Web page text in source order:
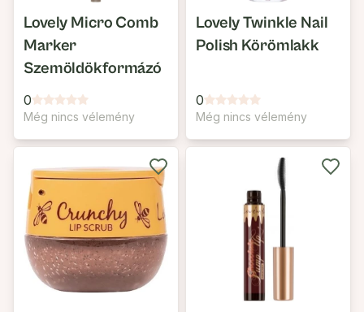
Lovely Micro Comb
Marker
Szemöldökformázó
0
Még nincs vélemény
Lovely Twinkle Nail
Polish Körömlakk
0
Még nincs vélemény